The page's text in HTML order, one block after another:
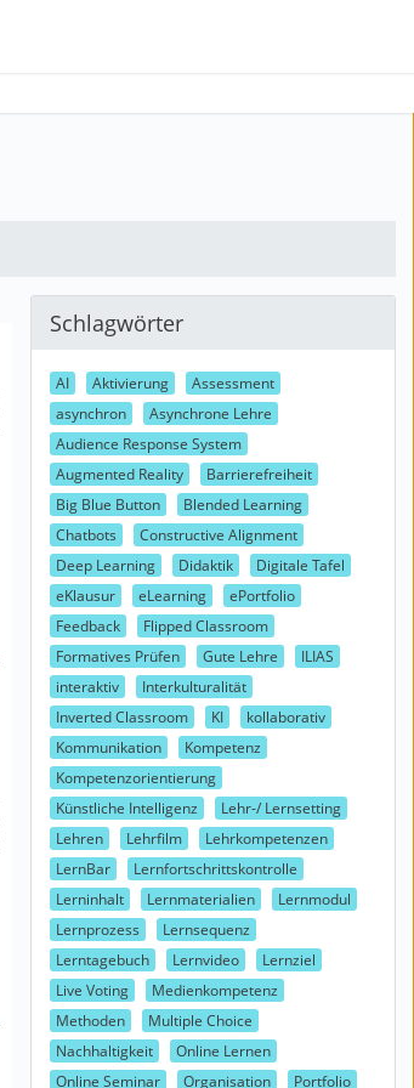
Schlagwörter
AI Aktivierung
Assessment
asynchron
Asynchrone Lehre
Audience Response System
Augmented Reality
Barrierefreiheit
Big Blue Button
Blended Learning
Chatbots
Constructive Alignment
Deep Learning
Didaktik
Digitale Tafel
eKlausur
eLearning
ePortfolio
Feedback
Flipped Classroom
Formatives Prüfen
Gute Lehre
ILIAS
interaktiv
Interkulturalität
Inverted Classroom
KI
kollaborativ
Kommunikation
Kompetenz
Kompetenzorientierung
Künstliche Intelligenz
Lehr-/ Lernsetting
Lehren
Lehrfilm
Lehrkompetenzen
LernBar
Lernfortschrittskontrolle
Lerninhalt
Lernmaterialien
Lernmodul
Lernprozess
Lernsequenz
Lerntagebuch
Lernvideo
Lernziel
Live Voting
Medienkompetenz
Methoden
Multiple Choice
Nachhaltigkeit
Online Lernen
Online Seminar
Organisation Portfolio